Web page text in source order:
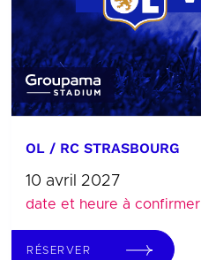
OL / RC STRASBOURG
10 avril 2027
date et heure à confirmer
RÉSERVER